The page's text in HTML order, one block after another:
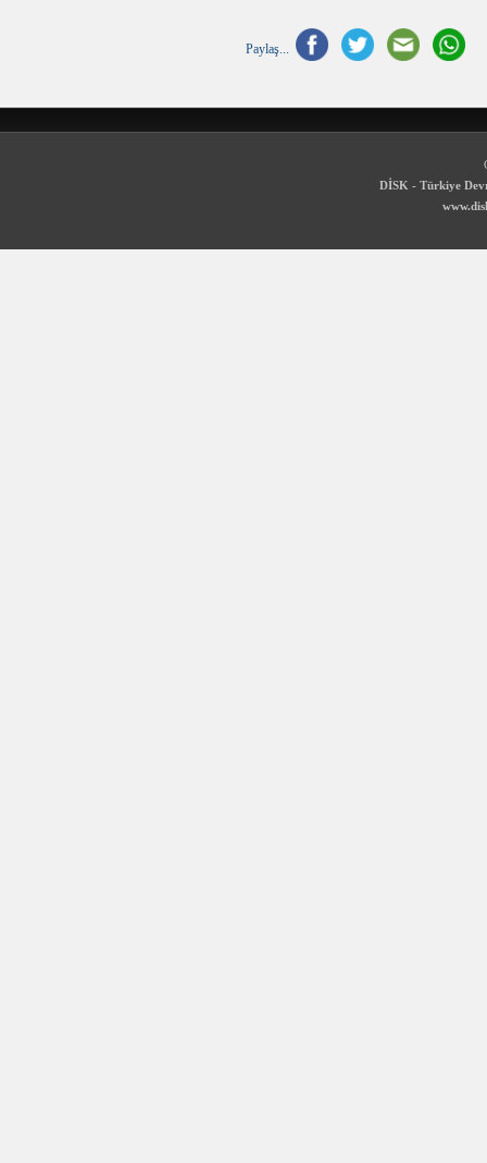
Paylaş...
DİSK - Türkiye